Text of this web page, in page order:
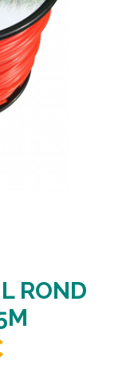
ROND